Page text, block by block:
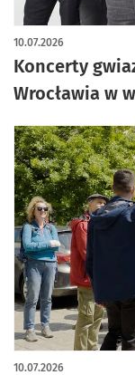
Koncerty
10.07.2026
artykuł z galerią
10.07.2026